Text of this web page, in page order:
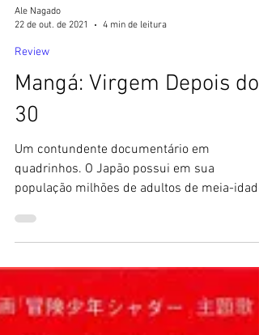
22 de out. de 2021
Review
Mangá: Virgem Depois dos
30